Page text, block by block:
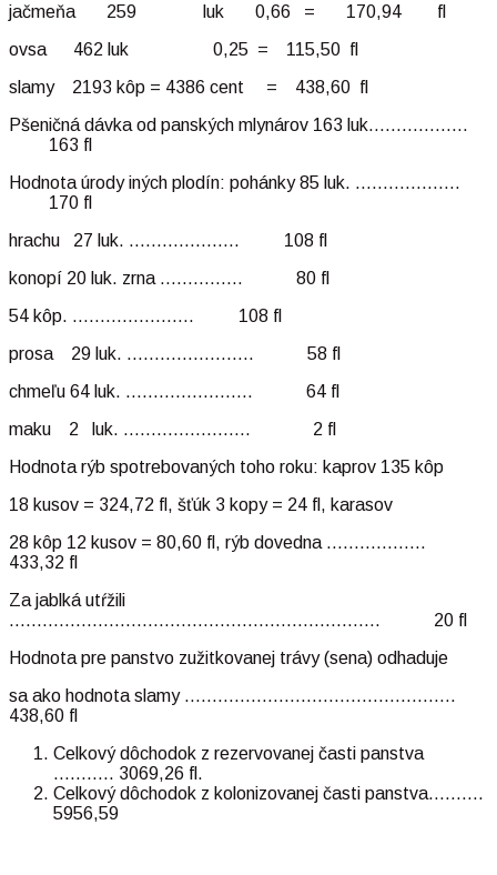
jačmeňa 259 luk 0,66 = 170,94 fl
ovsa 462 luk 0,25 = 115,50 fl
slamy 2193 kôp = 4386 cent = 438,60 fl
Pšeničná dávka od panských mlynárov 163 luk………………
163 fl
Hodnota úrody iných plodín: pohánky 85 luk. ……………….
170 fl
hrachu 27 luk. ……………….. 108 fl
konopí 20 luk. zrna …………… 80 fl
54 kôp. …………………. 108 fl
prosa 29 luk. ………………….. 58 fl
chmeľu 64 luk. ………………….. 64 fl
maku 2 luk. ………………….. 2 fl
Hodnota rýb spotrebovaných toho roku: kaprov 135 kôp
18 kusov = 324,72 fl, šťúk 3 kopy = 24 fl, karasov
28 kôp 12 kusov = 80,60 fl, rýb dovedna ………………
433,32 fl
Za jablká utŕžili
…………………………………………………………. 20 fl
Hodnota pre panstvo zužitkovanej trávy (sena) odhaduje
sa ako hodnota slamy ………………………………………….
438,60 fl
Celkový dôchodok z rezervovanej časti panstva
……….. 3069,26 fl.
Celkový dôchodok z kolonizovanej časti panstva……….
5956,59